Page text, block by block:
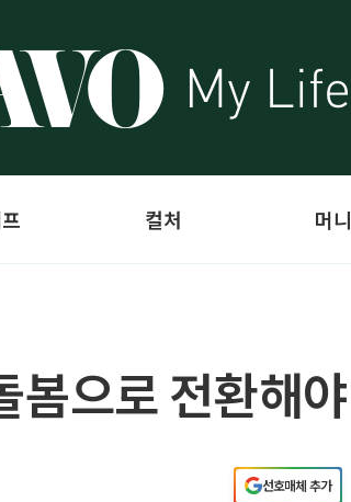
컬처 머니
봄으로 전환해야
선호매체 추가